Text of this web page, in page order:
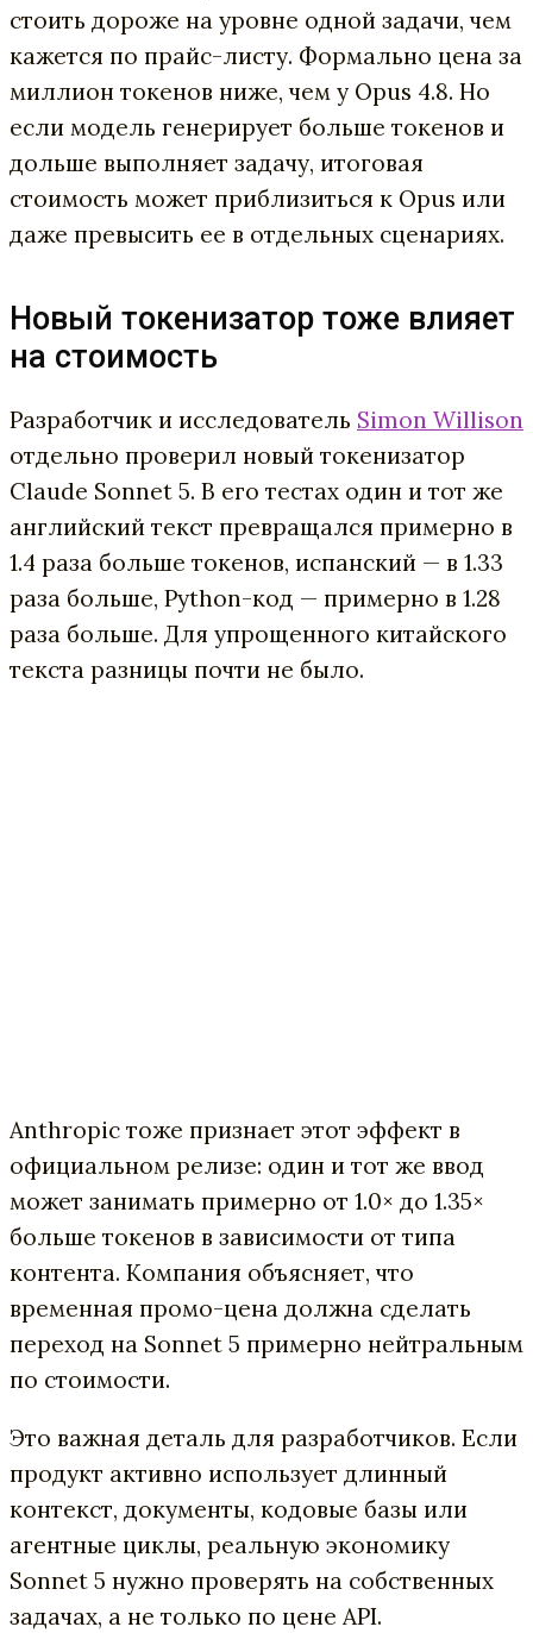
стоить дороже на уровне одной задачи, чем
кажется по прайс-листу. Формально цена за
миллион токенов ниже, чем у Opus 4.8. Но
если модель генерирует больше токенов и
дольше выполняет задачу, итоговая
стоимость может приблизиться к Opus или
даже превысить ее в отдельных сценариях.
Новый токенизатор тоже влияет
на стоимость
Разработчик и исследователь Simon Willison
отдельно проверил новый токенизатор
Claude Sonnet 5. В его тестах один и тот же
английский текст превращался примерно в
1.4 раза больше токенов, испанский — в 1.33
раза больше, Python-код — примерно в 1.28
раза больше. Для упрощенного китайского
текста разницы почти не было.
Anthropic тоже признает этот эффект в
официальном релизе: один и тот же ввод
может занимать примерно от 1.0× до 1.35×
больше токенов в зависимости от типа
контента. Компания объясняет, что
временная промо-цена должна сделать
переход на Sonnet 5 примерно нейтральным
по стоимости.
Это важная деталь для разработчиков. Если
продукт активно использует длинный
контекст, документы, кодовые базы или
агентные циклы, реальную экономику
Sonnet 5 нужно проверять на собственных
задачах, а не только по цене API.